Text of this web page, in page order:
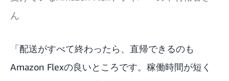
ん
「配送がすべて終わったら、直帰できるのも
Amazon Flexの良いところです。稼働時間が短く